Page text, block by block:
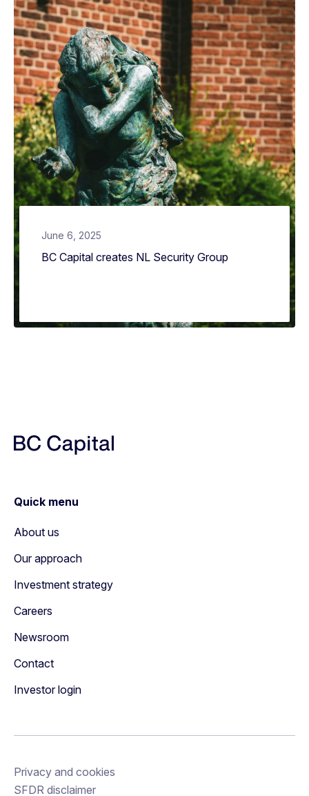
June 6, 2025
BC Capital creates NL Security Group
Quick menu
About us
Our approach
Investment strategy
Careers
Newsroom
Contact
Investor login
Privacy and cookies
SFDR disclaimer